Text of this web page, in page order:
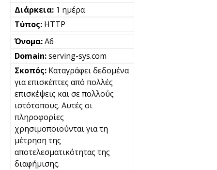
1 ημέρα
HTTP
A6
serving-sys.com
Καταγράφει δεδομένα
για επισκέπτες από πολλές
επισκέψεις και σε πολλούς
ιστότοπους. Αυτές οι
πληροφορίες
χρησιμοποιούνται για τη
μέτρηση της
αποτελεσματικότητας της
διαφήμισης.